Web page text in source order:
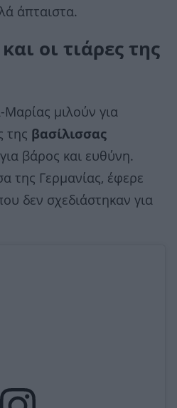
άπταιστα.
οι τιάρες της
Μαρίας μιλούν για
της βασίλισσας
βάρος και ευθύνη.
της Γερμανίας, έφερε
δεν σχεδιάστηκαν για